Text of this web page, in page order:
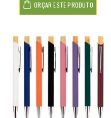
ORÇAR ESTE PRODUTO